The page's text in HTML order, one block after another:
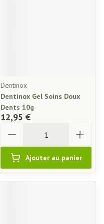
Dentinox
Dentinox Gel Soins Doux
Dents 10g
12,95 €
Ajouter au panier